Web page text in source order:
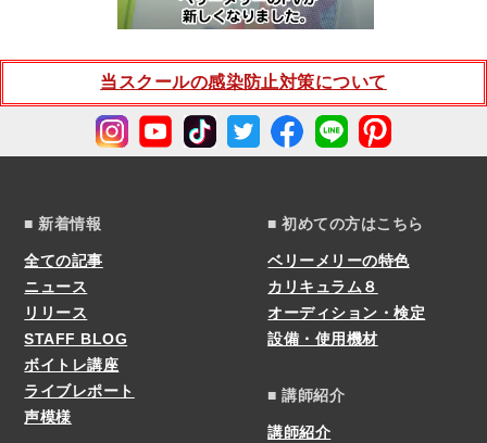
当スクールの感染防止対策について
■ 新着情報
全ての記事
ニュース
リリース
STAFF BLOG
ボイトレ講座
ライブレポート
声模様
■ 初めての方はこちら
ベリーメリーの特色
カリキュラム８
オーディション・検定
設備・使用機材
■ 講師紹介
講師紹介